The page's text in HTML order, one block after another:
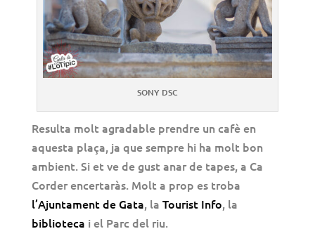
SONY DSC
Resulta molt agradable prendre un cafè en
aquesta plaça, ja que sempre hi ha molt bon
ambient. Si et ve de gust anar de tapes, a Ca
Corder encertaràs. Molt a prop es troba
l’Ajuntament de Gata, la Tourist Info, la
biblioteca i el Parc del riu.